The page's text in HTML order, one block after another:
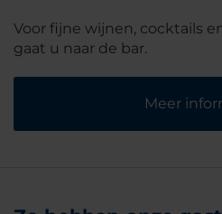
Voor fijne wijnen, cocktails
gaat u naar de bar.
Meer